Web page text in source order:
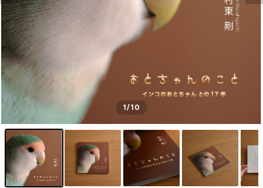
1/10